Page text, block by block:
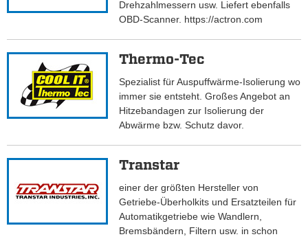
Drehzahlmessern usw. Liefert ebenfalls
OBD-Scanner. https://actron.com
Thermo-Tec
Spezialist für Auspuffwärme-Isolierung wo
immer sie entsteht. Großes Angebot an
Hitzebandagen zur Isolierung der
Abwärme bzw. Schutz davor.
Transtar
einer der größten Hersteller von
Getriebe-Überholkits und Ersatzteilen für
Automatikgetriebe wie Wandlern,
Bremsbändern, Filtern usw. in schon